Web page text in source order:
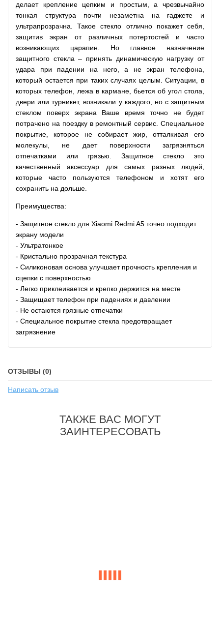
делает крепление цепким и простым, а чрезвычайно
тонкая структура почти незаметна на гаджете и
ультрапрозрачна. Такое стекло отлично покажет себя,
защитив экран от различных потертостей и часто
возникающих царапин. Но главное назначение
защитного стекла – принять динамическую нагрузку от
удара при падении на него, а не экран телефона,
который остается при таких случаях целым. Ситуации, в
которых телефон, лежа в кармане, бьется об угол стола,
двери или турникет, возникали у каждого, но с защитным
стеклом поверх экрана Ваше время точно не будет
потрачено на поездку в ремонтный сервис. Специальное
покрытие, которое не собирает жир, отталкивая его
молекулы, не дает поверхности загрязняться
отпечатками или грязью. Защитное стекло это
качественный аксессуар для самых разных людей,
которые часто пользуются телефоном и хотят его
сохранить на дольше.
Преимущества:
- Защитное стекло для Xiaomi Redmi A5 точно подходит
экрану модели
- Ультратонкое
- Кристально прозрачная текстура
- Силиконовая основа улучшает прочность крепления и
сцепки с поверхностью
- Легко приклеивается и крепко держится на месте
- Защищает телефон при падениях и давлении
- Не остаются грязные отпечатки
- Специальное покрытие стекла предотвращает
загрязнение
ОТЗЫВЫ (0)
Написать отзыв
ТАКЖЕ ВАС МОГУТ
ЗАИНТЕРЕСОВАТЬ